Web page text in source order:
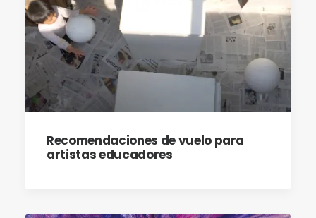
Recomendaciones de vuelo para
artistas educadores